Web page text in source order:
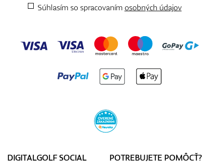
Súhlasím so spracovaním osobných údajov
DIGITALGOLF SOCIAL
POTREBUJETE POMÔCŤ?